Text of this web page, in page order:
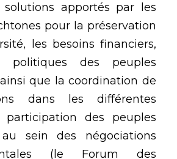
apportés par les
pour la préservation
les besoins financiers,
politiques des peuples
que la coordination de
dans les différentes
participation des peuples
sein des négociations
(le Forum des